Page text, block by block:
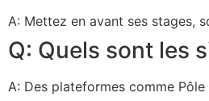
A: Mettez en avant ses stages,
Q: Quels sont les
A: Des plateformes comme